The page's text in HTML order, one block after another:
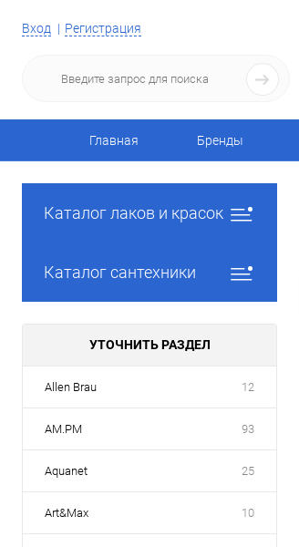
Вход Регистрация
Главная Бренды
Каталог лаков и красок
Каталог сантехники
УТОЧНИТЬ РАЗДЕЛ
Allen Brau 12
AM.PM 93
Aquanet 25
Art&Max 10